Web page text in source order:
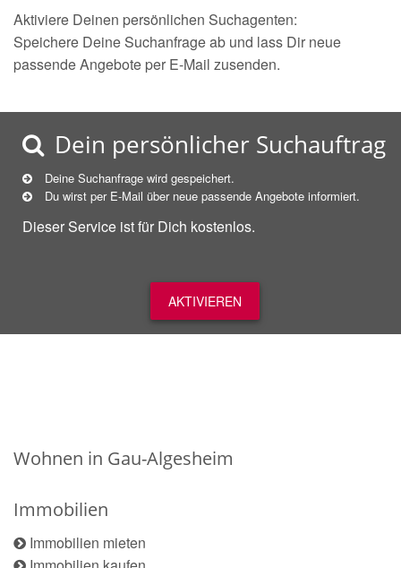
Aktiviere Deinen persönlichen Suchagenten:
Speichere Deine Suchanfrage ab und lass Dir neue
passende Angebote per E-Mail zusenden.
Dein persönlicher Suchauftrag
Deine Suchanfrage wird gespeichert.
Du wirst per E-Mail über neue passende Angebote informiert.
Dieser Service ist für Dich kostenlos.
AKTIVIEREN
Wohnen in Gau-Algesheim
Immobilien
Immobilien mieten